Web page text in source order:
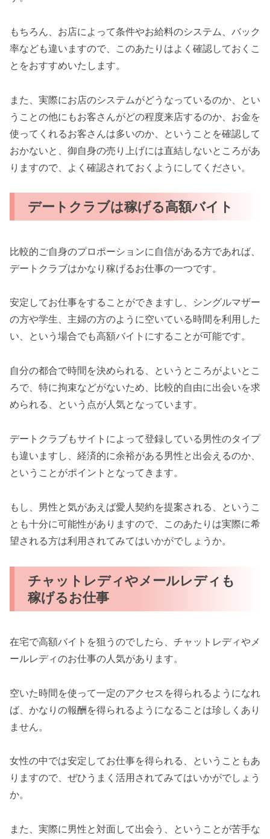
もちろん、お店によって条件やお給料のシステム、バック
率なども違いますので、このあたりはよく確認しておくこ
とをおすすめいたします。
また、実際にお店のシステムがどうなっているのか、とい
うことの他にもお客さんがどの程度来店するのか、お金を
使ってくれるお客さんは多いのか、ということを確認して
おかないと、御自身の売り上げには直結しないところがあ
りますので、よく確認されておくようにしてください。
デートクラブは稼げる高額バイト
比較的ご自身のプロポーションに自信がある方であれば、
デートクラブはかなり稼げるお仕事の一つです。
安定してお仕事をすることができますし、シングルマザー
の方や学生、主婦の方のように空いている時間を利用した
い、という場合でも高額バイトにすることが可能です。
自分の都合で時間を決められる、というところがよいとこ
ろで、特に拘束などがないため、比較的自由に出会いを求
められる、という点が人気となっています。
デートクラブもサイトによって登録している男性のタイプ
も違いますし、経済的に余裕がある男性と出会えるのか、
ということがポイントとなってきます。
もし、男性と気があえば愛人契約を提案される、というこ
とも十分に可能性がありますので、このあたりは実際に希
望される方は利用されてみてはいかがでしょうか。
チャットレディやメールレディも
稼げるお仕事
在宅で高額バイトを狙うのでしたら、チャットレディやメ
ールレディのお仕事の人気があります。
空いた時間を使って一定のアクセスを得られるようになれ
ば、かなりの報酬を得られるようになることは珍しくあり
ません。
女性の中では安定してお仕事を得られる、ということもあ
りますので、ぜひうまく活用されてみてはいかがでしょう
か。
また、実際に男性と対面して出会う、ということが苦手な